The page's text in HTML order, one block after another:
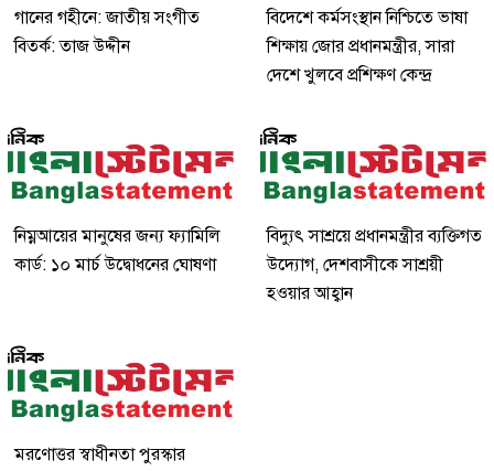
গানের গহীনে: জাতীয় সংগীত
বিতর্ক: তাজ উদ্দীন
বিদেশে কর্মসংস্থান নিশ্চিতে ভাষা
শিক্ষায় জোর প্রধানমন্ত্রীর, সারা
দেশে খুলবে প্রশিক্ষণ কেন্দ্র
নিম্নআয়ের মানুষের জন্য ফ্যামিলি
কার্ড: ১০ মার্চ উদ্বোধনের ঘোষণা
বিদ্যুৎ সাশ্রয়ে প্রধানমন্ত্রীর ব্যক্তিগত
উদ্যোগ, দেশবাসীকে সাশ্রয়ী
হওয়ার আহ্বান
মরণোত্তর স্বাধীনতা পুরস্কার